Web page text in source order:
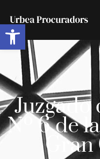
Abrir barra
Juzgado
Nº 6 de
Gran